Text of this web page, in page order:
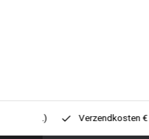
Verzendkosten €